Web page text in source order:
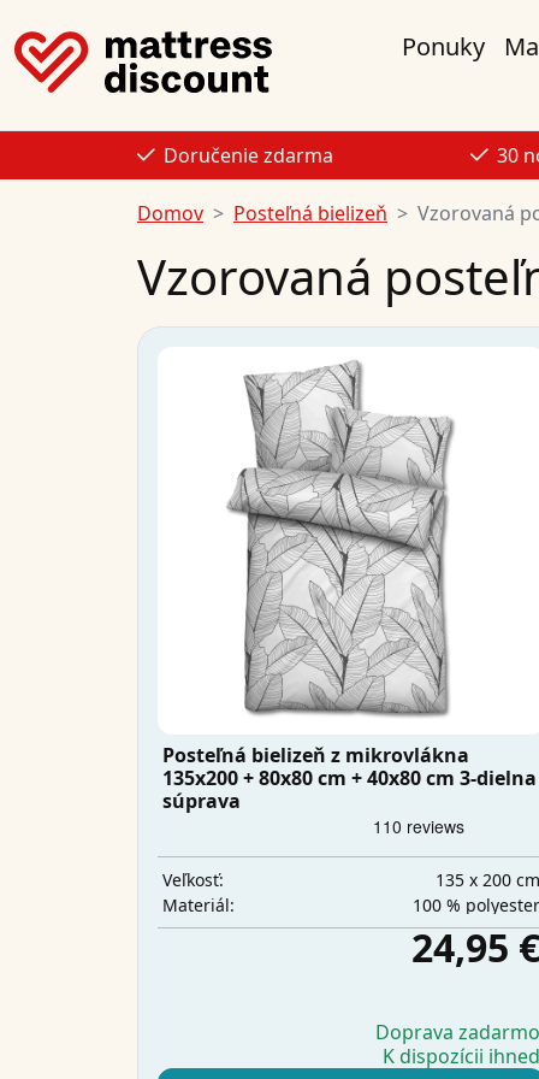
Ponuky
Doručenie zdarma 30
Domov Posteľná bielizeň Vzorovaná
Vzorovaná
Posteľná bielizeň z mikrovlákna
135x200 + 80x80 cm + 40x80 cm 3-dielna
súprava
Veľkosť:
135 x 200 cm
Materiál:
100 % polyester
24,95 €
Doprava zadarmo
K dispozícii ihneď